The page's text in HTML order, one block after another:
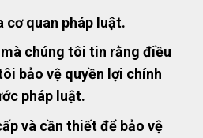
cơ quan pháp luật.
chúng tôi tin rằng điều
bảo vệ quyền lợi chính
pháp luật.
và cần thiết để bảo vệ